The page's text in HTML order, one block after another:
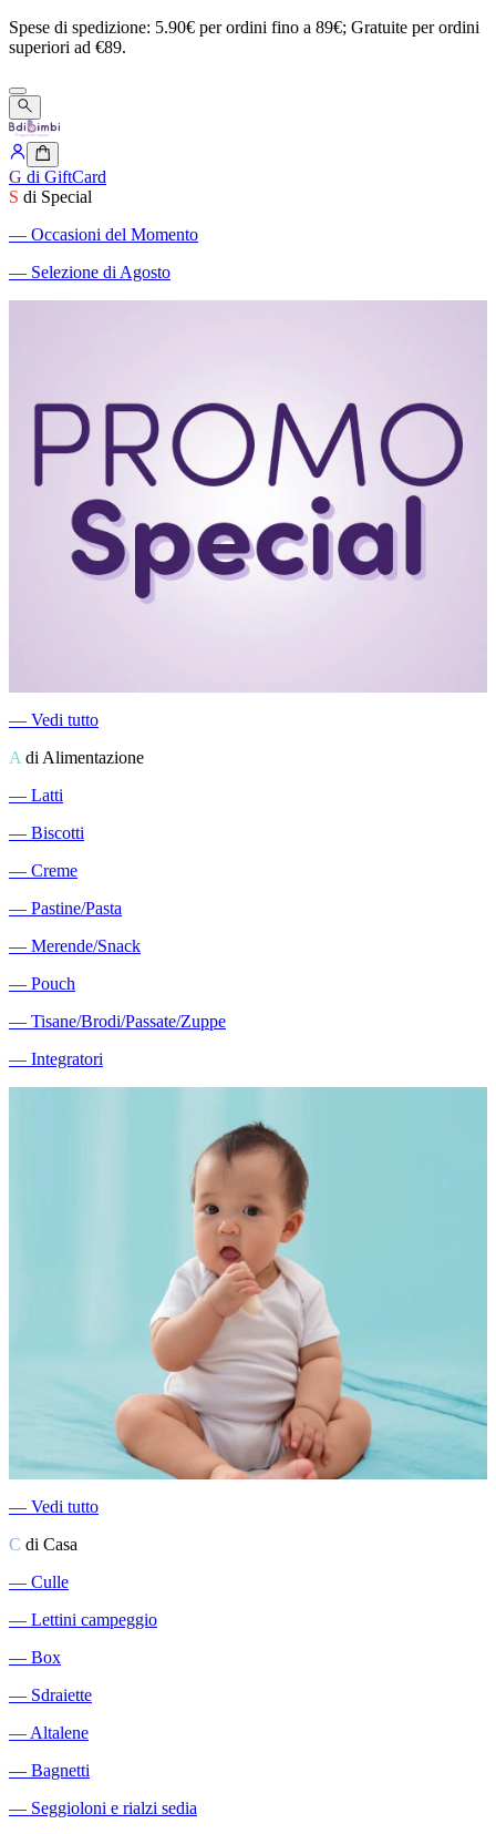
Spese di spedizione: 5.90€ perordini fino a 89€; Gratuite perordini
superiori ad €89.
G di GiftCard
S di Special
― Occasioni del Momento
― Selezione di Agosto
― Vedi tutto
A di Alimentazione
― Latti
― Biscotti
― Creme
― Pastine/Pasta
― Merende/Snack
― Pouch
― Tisane/Brodi/Passate/Zuppe
― Integratori
― Vedi tutto
C di Casa
― Culle
― Lettini campeggio
― Box
― Sdraiette
―Altalene
― Bagnetti
― Seggioloni e rialzi sedia